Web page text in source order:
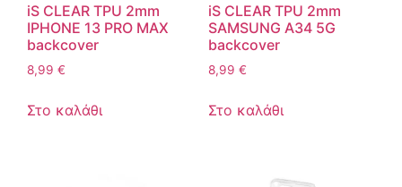
iS CLEAR TPU 2mm
IPHONE 13 PRO MAX
backcover
8,99 €
Στο καλάθι
iS CLEAR TPU 2mm
SAMSUNG A34 5G
backcover
8,99 €
Στο καλάθι